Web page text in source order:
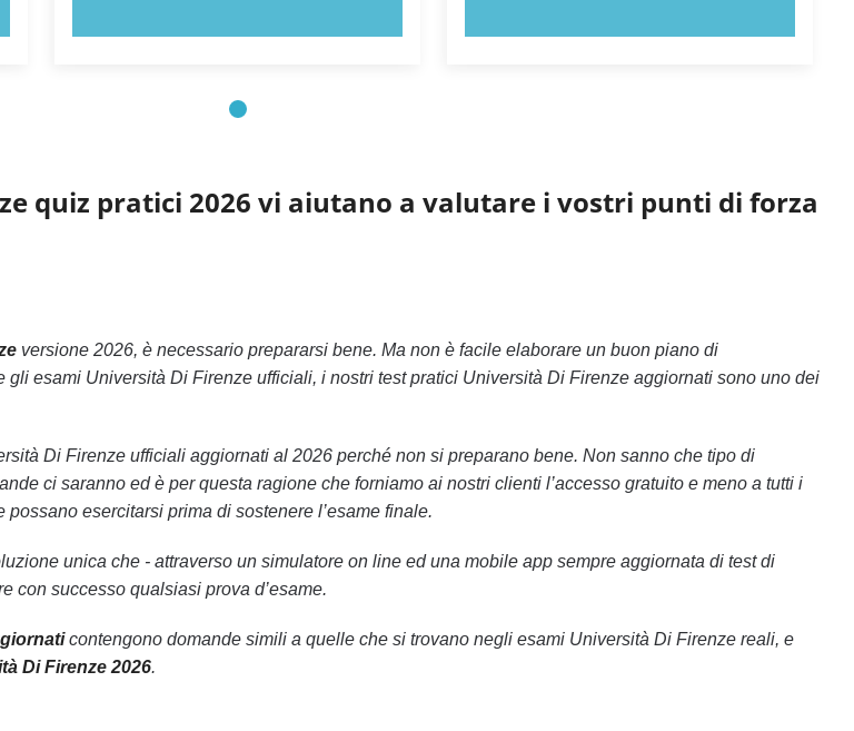
quiz pratici 2026 vi aiutano a valutare i vostri punti di forza
versione 2026, è necessario prepararsi bene. Ma non è facile elaborare un buon piano di
gli esami Università Di Firenze ufficiali, i nostri test pratici Università Di Firenze aggiornati sono uno dei
Di Firenze ufficiali aggiornati al 2026 perché non si preparano bene. Non sanno che tipo di
ci saranno ed è per questa ragione che forniamo ai nostri clienti l’accesso gratuito e meno a tutti i
esercitarsi prima di sostenere l’esame finale.
unica che - attraverso un simulatore on line ed una mobile app sempre aggiornata di test di
con successo qualsiasi prova d’esame.
contengono domande simili a quelle che si trovano negli esami Università Di Firenze reali, e
Di Firenze 2026.